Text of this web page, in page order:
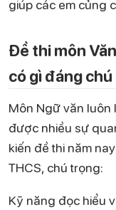
giúp các em củng
Đề thi môn
có gì đáng
Môn Ngữ văn luôn
được nhiều sự
kiến đề thi năm
THCS, chú trọng:
Kỹ năng đọc hiểu